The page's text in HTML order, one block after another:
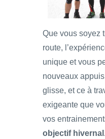
Que vous soyez
route,
unique et vous
nouveaux
glisse, et ce à
exigeante que
vos
objectif hivernal .